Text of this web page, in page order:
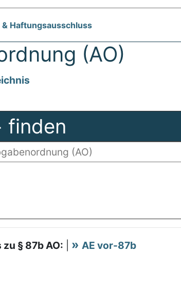
Haftungsausschluss
(AO)
finden
§ 87b AO:
AE vor-87b